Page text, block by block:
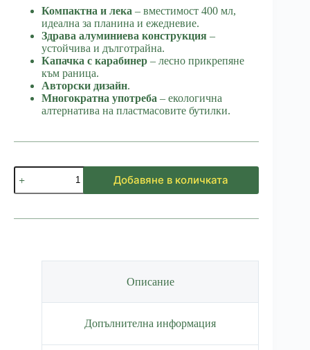
Компактна и лека – вместимост 400 мл,
идеална за планина и ежедневие.
Здрава алуминиева конструкция –
устойчива и дълготрайна.
Капачка с карабинер – лесно прикрепяне
към раница.
Авторски дизайн.
Многократна употреба – екологична
алтернатива на пластмасовите бутилки.
количество
за
Бутилка
турист
Добавяне в количката
Описание
Допълнителна информация